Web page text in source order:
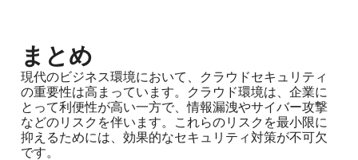
まとめ
現代のビジネス環境において、クラウドセキュリティ
の重要性は高まっています。クラウド環境は、企業に
とって利便性が高い一方で、情報漏洩やサイバー攻撃
などのリスクを伴います。これらのリスクを最小限に
抑えるためには、効果的なセキュリティ対策が不可欠
です。